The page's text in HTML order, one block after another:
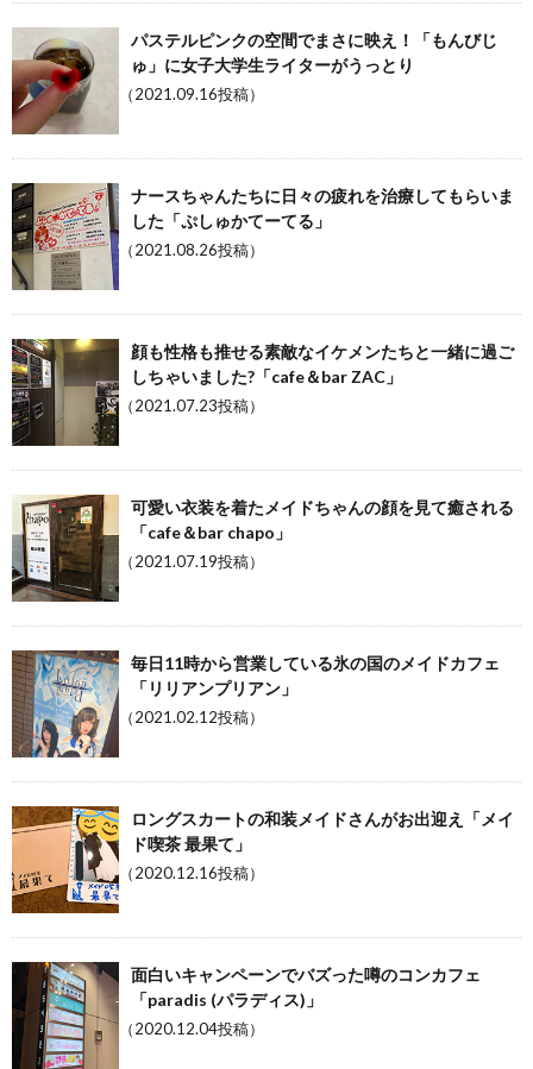
パステルピンクの空間でまさに映え！「もんびじ
ゅ」に女子大学生ライターがうっとり
（2021.09.16投稿）
ナースちゃんたちに日々の疲れを治療してもらいま
した「ぷしゅかてーてる」
（2021.08.26投稿）
顔も性格も推せる素敵なイケメンたちと一緒に過ご
しちゃいました?「cafe＆bar ZAC」
（2021.07.23投稿）
可愛い衣装を着たメイドちゃんの顔を見て癒される
「cafe＆bar chapo」
（2021.07.19投稿）
毎日11時から営業している氷の国のメイドカフェ
「リリアンプリアン」
（2021.02.12投稿）
ロングスカートの和装メイドさんがお出迎え「メイ
ド喫茶 最果て」
（2020.12.16投稿）
面白いキャンペーンでバズった噂のコンカフェ
「paradis (パラディス)」
（2020.12.04投稿）